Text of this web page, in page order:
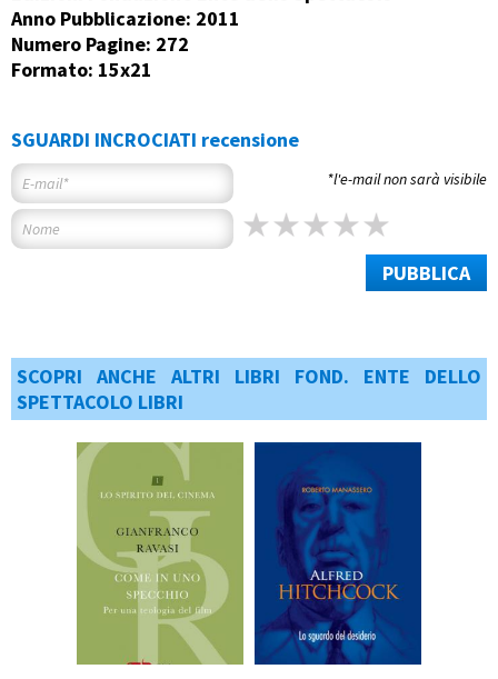
Anno Pubblicazione: 2011
Numero Pagine: 272
Formato: 15x21
SGUARDI INCROCIATI recensione
*l'e-mail non sarà visibile
PUBBLICA
SCOPRI ANCHE ALTRI LIBRI FOND. ENTE DELLO
SPETTACOLO LIBRI